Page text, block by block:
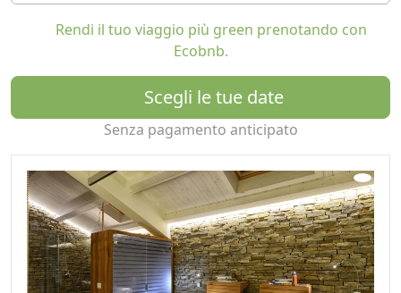
orto, per raccogliere con le proprie mani frutta e
verdura di stagione.
cogliere i frutti di stagione, una bellissima piscina, in cui
il panorama delle colline si riflette sullo specchio
Il centro e la spiaggia di Senigallia distano a 10 minuti di
auto dalla struttura.
Raggiungibile a soli 10 minuti dal casello autostradale di
Senigallia e 30 minuti circa dal' aeroporto di Falconara.
Rendi il tuo viaggio più green prenotando con
Ecobnb.
Scegli le tue date
Senza pagamento anticipato